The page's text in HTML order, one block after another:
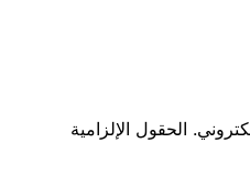
الحقول الإلزامية